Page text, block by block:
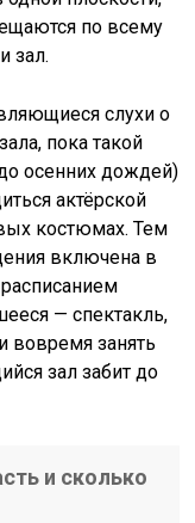
по всему
зал.
слухи о
пока такой
осенних дождей)
актёрской
костюмах. Тем
включена в
— спектакль,
вовремя занять
зал забит до
и сколько